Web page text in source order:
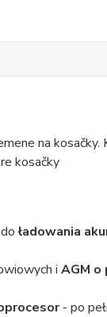
na
kosačky
ładowania
i AGM o
- po